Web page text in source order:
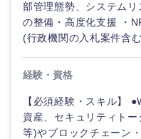
部管理態勢、システム
の整備・高度化支援 ・
(行政機関の入札案件含
経験・資格
【必須経験・スキル】
資産、セキュリティト
等)やブロックチェーン